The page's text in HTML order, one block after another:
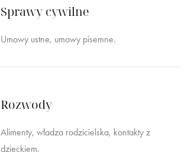
Sprawy cywilne
Umowy ustne, umowy pisemne.
Rozwody
Alimenty, władza rodzicielska, kontakty z
dzieckiem.